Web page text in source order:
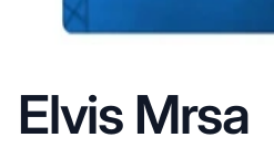
Elvis Mrsa